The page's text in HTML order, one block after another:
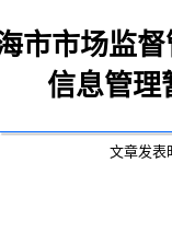
市市场监
信息管理
文章发表